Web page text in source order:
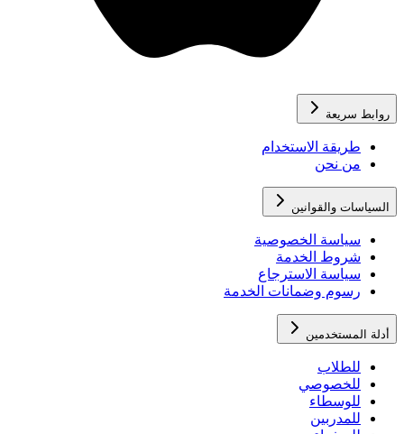
روابط سريعة
طريقة الاستخدام
من نحن
السياسات والقوانين
سياسة الخصوصية
شروط الخدمة
سياسة الاسترجاع
رسوم وضمانات الخدمة
أدلة المستخدمين
للطلاب
للخصوصي
للوسطاء
للمدربين